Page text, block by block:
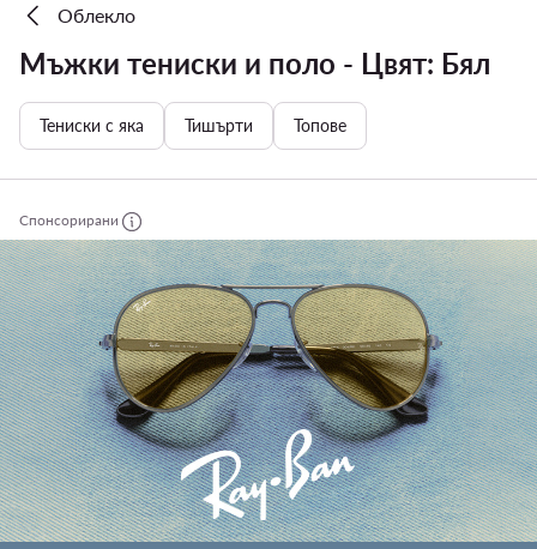
Облекло
Мъжки тениски и поло - Цвят: Бял
Тениски с яка Тишърти Топове
Спонсорирани